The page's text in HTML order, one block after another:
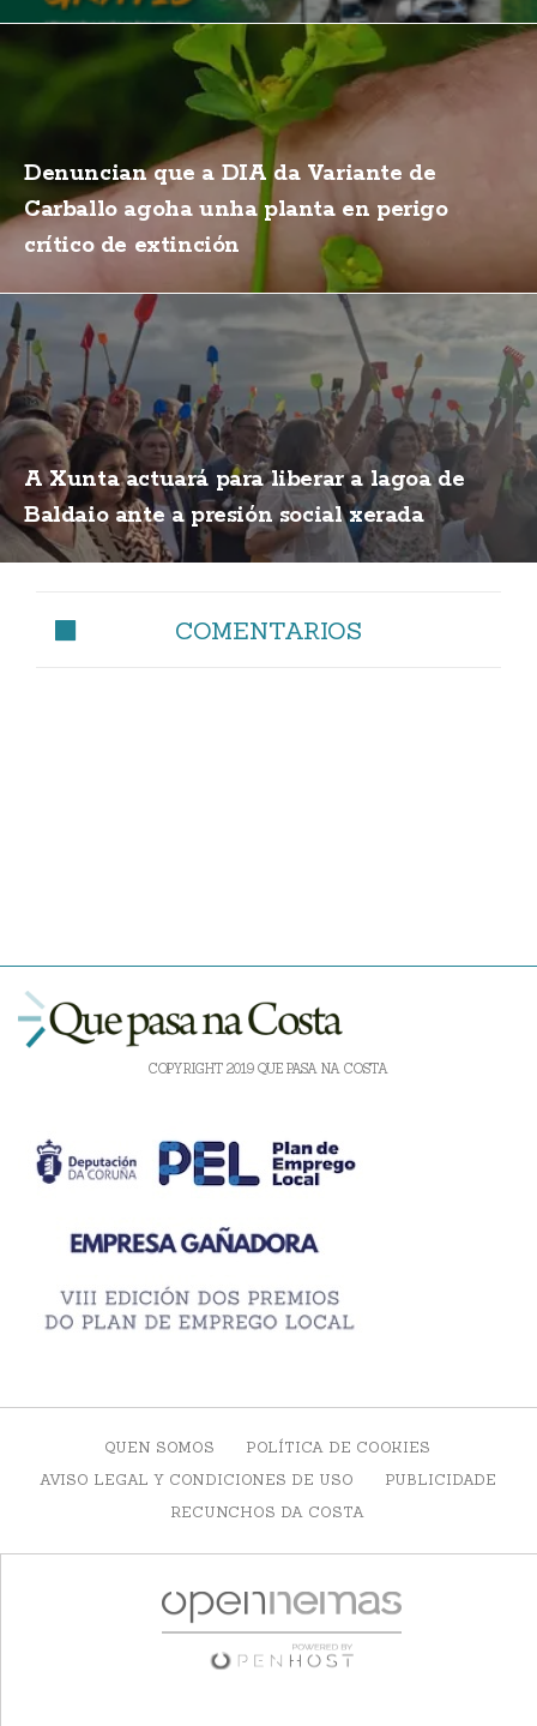
Denuncian que a DIA da Variante de
Carballo agoha unha planta en perigo
crítico de extinción
A Xunta actuará para liberar a lagoa de
Baldaio ante a presión social xerada
COMENTARIOS
COPYRIGHT 2019 QUE PASA NA COSTA
QUEN SOMOS
POLÍTICA DE COOKIES
AVISO LEGAL Y CONDICIONES DE USO
PUBLICIDADE
RECUNCHOS DA COSTA